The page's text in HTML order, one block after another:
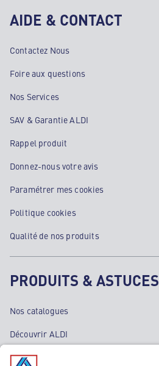
AIDE & CONTACT
Contactez Nous
Foire aux questions
Nos Services
SAV & Garantie ALDI
Rappel produit
Donnez-nous votre avis
Paramétrer mes cookies
Politique cookies
Qualité de nos produits
PRODUITS & ASTUCES
Nos catalogues
Découvrir ALDI
Nos bons plans